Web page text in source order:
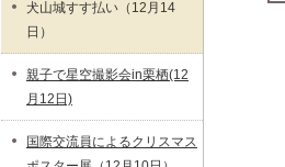
犬山城すす払い（12月14
日）
親子で星空撮影会in栗栖(12
月12日)
国際交流員によるクリスマス